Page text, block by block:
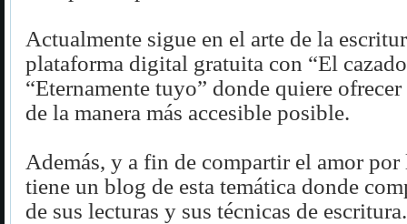
Actualmente sigue en el arte de la
plataforma digital gratuita con “El
“Eternamente tuyo” donde quiere
de la manera más accesible posible.
Además, y a fin de compartir el amor
tiene un blog de esta temática donde
de sus lecturas y sus técnicas de escritura.